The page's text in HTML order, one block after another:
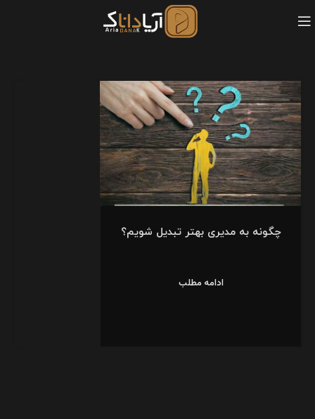
چگونه به مدیری بهتر تبدیل شویم؟
ادامه مطلب